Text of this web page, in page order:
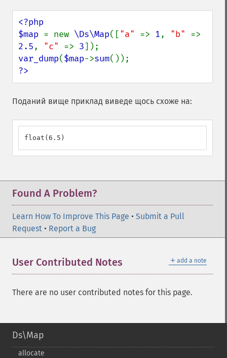
<?php
$map = new \Ds\Map(["a" => 1, "b"
2.5, "c" => 3
var_dump($map->sum
?>
Поданий вище приклад виведе щось схоже на:
float(6.5)
Found A Problem?
Learn How To Improve This Page • Submit a Pull
Request • Report a Bug
＋ add a note
User Contributed Notes
There are no user contributed notes for this page.
Ds\Map
allocate